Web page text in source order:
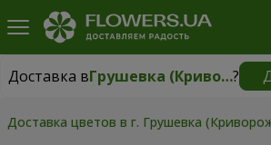
Доставка в Грушевка (Криворожский р-н)?
Доставка вГрушевка
Доставка цветов в г. Грушевка